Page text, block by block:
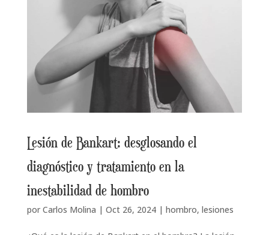
Lesión de Bankart: desglosando el
diagnóstico y tratamiento en la
inestabilidad de hombro
por Carlos Molina | Oct 26, 2024| hombro, lesiones